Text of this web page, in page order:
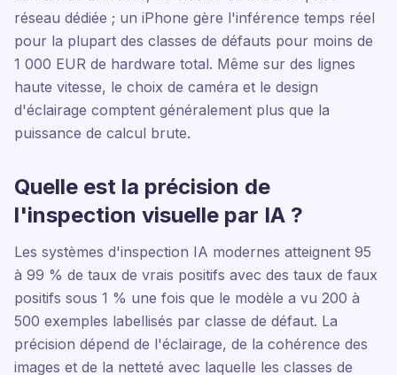
réseau dédiée ; un iPhone gère l'inférence temps réel
pour la plupart des classes de défauts pour moins de
1 000 EUR de hardware total. Même sur des lignes
haute vitesse, le choix de caméra et le design
d'éclairage comptent généralement plus que la
puissance de calcul brute.
Quelle est la précision de
l'inspection visuelle par IA ?
Les systèmes d'inspection IA modernes atteignent 95
à 99 % de taux de vrais positifs avec des taux de faux
positifs sous 1 % une fois que le modèle a vu 200 à
500 exemples labellisés par classe de défaut. La
précision dépend de l'éclairage, de la cohérence des
images et de la netteté avec laquelle les classes de